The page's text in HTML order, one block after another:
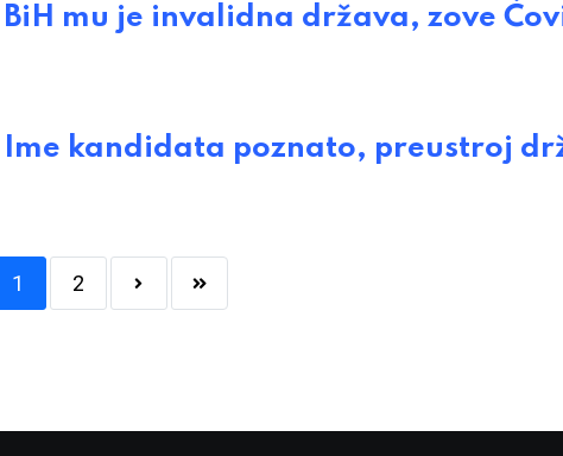
BiH mu je invalidna država, zove
Ime kandidata poznato, preustroj
1 2